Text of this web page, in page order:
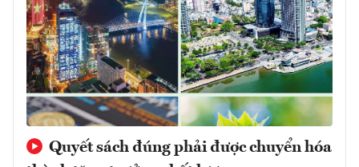
Quyết sách đúng phải được chuyển hóa